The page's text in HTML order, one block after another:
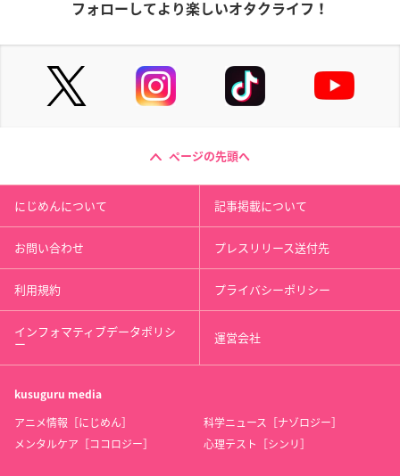
フォローしてより楽しいオタクライフ！
ページの先頭へ
にじめんについて 記事掲載について
お問い合わせ プレスリリース送付先
利用規約 プライバシーポリシー
インフォマティブデータポリシ
ー 運営会社
kusuguru media
アニメ情報［にじめん］
科学ニュース［ナゾロジー］
メンタルケア［ココロジー］
心理テスト［シンリ］